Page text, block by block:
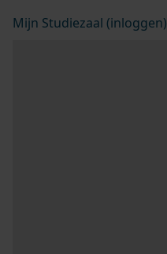
Mijn Studiezaal (inloggen)